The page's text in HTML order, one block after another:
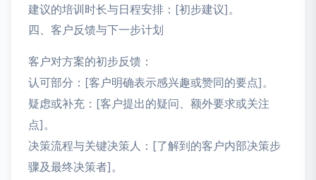
建议的培训时长与日程安排：[初步建议]。
四、客户反馈与下一步计划
客户对方案的初步反馈：
认可部分：[客户明确表示感兴趣或赞同的要点]。
疑虑或补充：[客户提出的疑问、额外要求或关注
点]。
决策流程与关键决策人：[了解到的客户内部决策步
骤及最终决策者]。